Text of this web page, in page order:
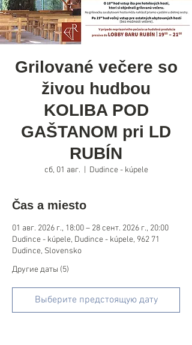
Grilované večere so
živou hudbou
KOLIBA POD
GAŠTANOM pri LD
RUBÍN
сб, 01 авг. Dudince - kúpele
Čas a miesto
01 авг. 2026 г., 18:00 – 28 сент. 2026 г., 20:00
Dudince - kúpele, Dudince - kúpele, 962 71
Dudince, Slovensko
Другие даты (5)
Выберите предстоящую дату